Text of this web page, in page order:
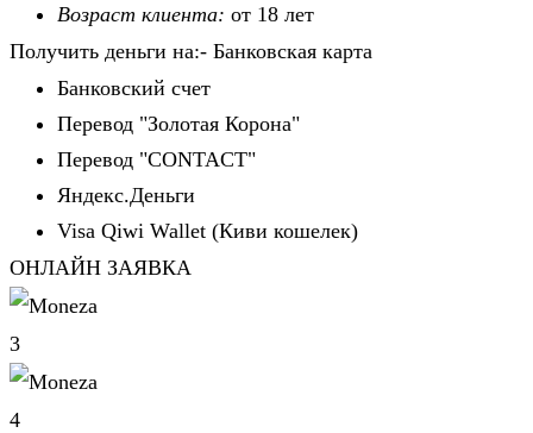
Возраст клиента: от 18 лет
Получить деньги на:- Банковская карта
Банковский счет
Перевод "Золотая Корона"
Перевод "CONTACT"
Яндекс.Деньги
Visa Qiwi Wallet (Киви кошелек)
ОНЛАЙН ЗАЯВКА
3
4